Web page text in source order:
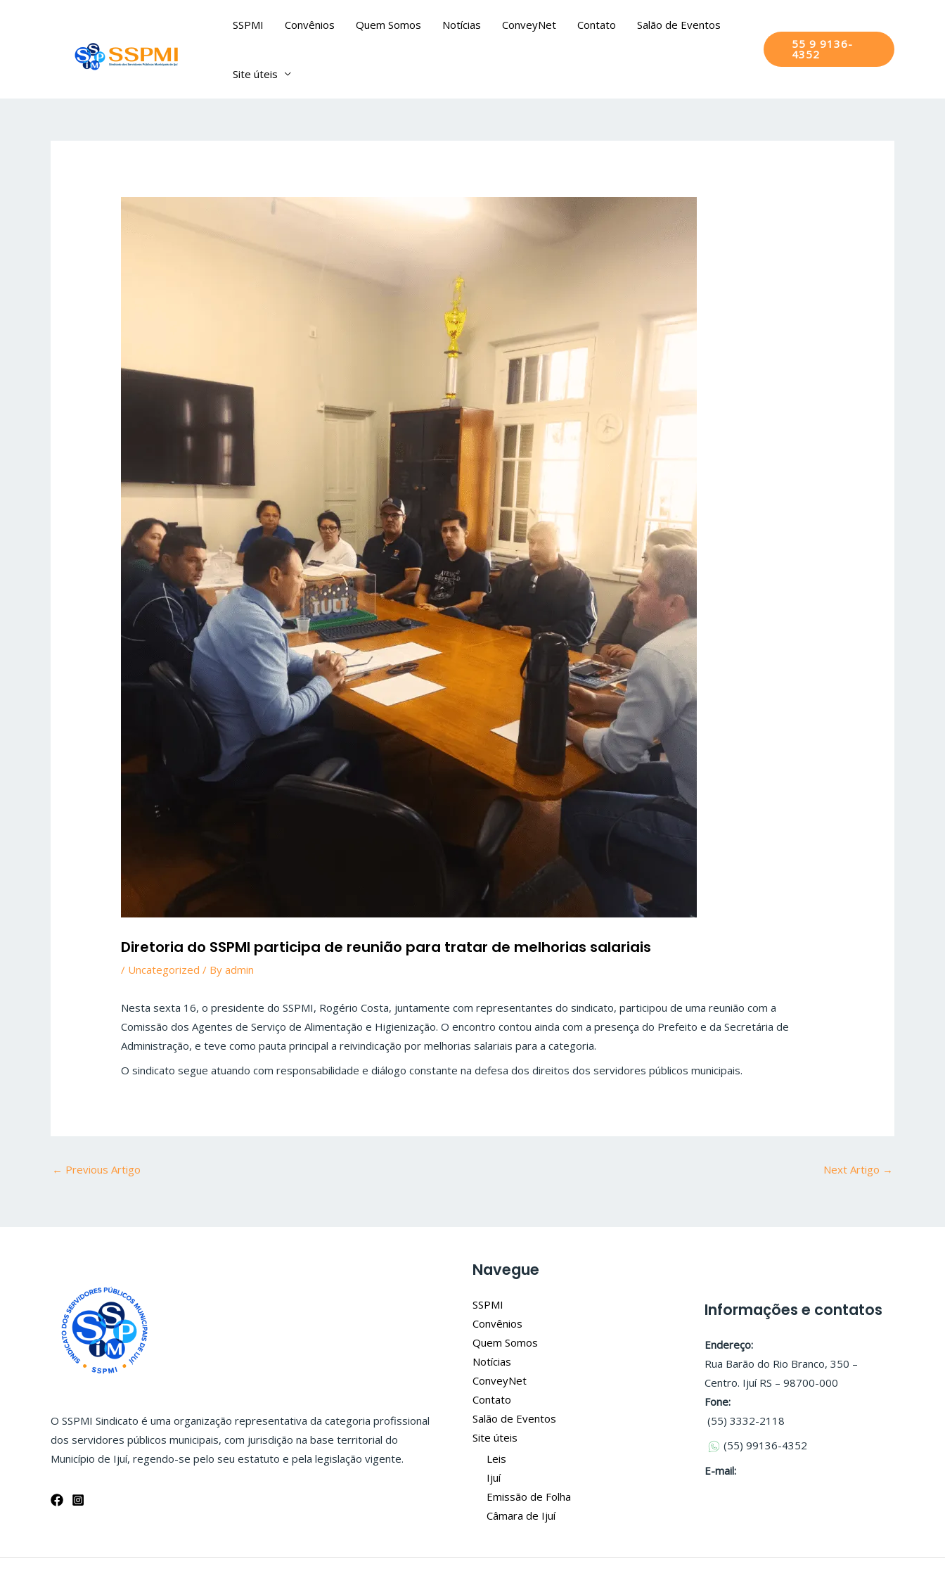
SSPMI Convênios Quem Somos Notícias ConveyNet Contato Salão de Eventos
Site úteis
55 9 9136-
4352
Diretoria do SSPMI participa de reunião para tratar de melhorias salariais
/ Uncategorized / Byadmin
Nesta sexta 16, o presidente do SSPMI, Rogério Costa, juntamente com representantes do sindicato, participou de uma reunião com a
Comissão dos Agentes de Serviço de Alimentação e Higienização. O encontro contou ainda com a presença do Prefeito e da Secretária de
Administração, e teve como pauta principal a reivindicação por melhorias salariais para a categoria.
O sindicato segue atuando com responsabilidade e diálogo constante na defesa dos direitos dos servidores públicos municipais.
← Previous Artigo Next Artigo →
O SSPMI Sindicato é uma organização representativa da categoria profissional
dos servidores públicos municipais, com jurisdição na base territorial do
Município de Ijuí, regendo-se pelo seu estatuto e pela legislação vigente.
Navegue
SSPMI
Convênios
Quem Somos
Notícias
ConveyNet
Contato
Salão de Eventos
Site úteis
Leis
Ijuí
Emissão de Folha
Câmara de Ijuí
Informações e contatos
Endereço:
Rua Barão do Rio Branco, 350 –
Centro. Ijuí RS – 98700-000
Fone:
(55) 3332-2118
(55) 99136-4352
E-mail: